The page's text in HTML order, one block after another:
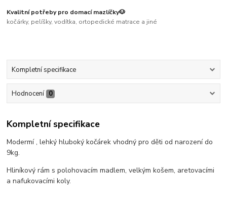
Kvalitní potřeby pro domací mazlíčky🐶
kočárky, pelíšky, vodítka, ortopedické matrace a jiné
Kompletní specifikace
Hodnocení 0
Kompletní specifikace
Modermí , lehký hluboký kočárek vhodný pro děti od narození do
9kg.
Hliníkový rám s polohovacím madlem, velkým košem, aretovacími
a nafukovacími koly.